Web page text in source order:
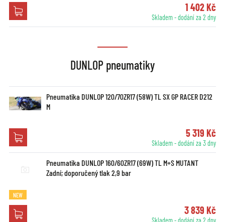
1 402 Kč
Skladem - dodání za 2 dny
DUNLOP pneumatiky
Pneumatika DUNLOP 120/70ZR17 (58W) TL SX GP RACER D212
M
5 319 Kč
Skladem - dodání za 3 dny
Pneumatika DUNLOP 160/60ZR17 (69W) TL M+S MUTANT
Zadní; doporučený tlak 2,9 bar
NEW
3 839 Kč
Skladem - dodání za 2 dny